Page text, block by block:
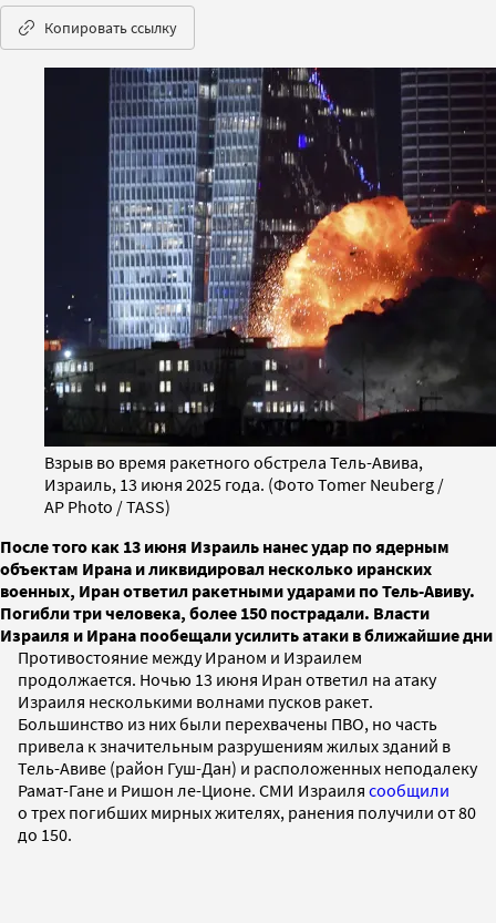
Копировать ссылку
Взрыв во время ракетного обстрела Тель-Авива,
Израиль, 13 июня 2025 года. (Фото Tomer Neuberg /
AP Photo / TASS)
После того как 13 июня Израиль нанес удар по ядерным
объектам Ирана и ликвидировал несколько иранских
военных, Иран ответил ракетными ударами по Тель-Авиву.
Погибли три человека, более 150 пострадали. Власти
Израиля и Ирана пообещали усилить атаки в ближайшие дни
Противостояние между Ираном и Израилем
продолжается. Ночью 13 июня Иран ответил на атаку
Израиля несколькими волнами пусков ракет.
Большинство из них были перехвачены ПВО, но часть
привела к значительным разрушениям жилых зданий в
Тель-Авиве (район Гуш-Дан) и расположенных неподалеку
Рамат-Гане и Ришон ле-Ционе. СМИ Израиля сообщили
о трех погибших мирных жителях, ранения получили от 80
до 150.